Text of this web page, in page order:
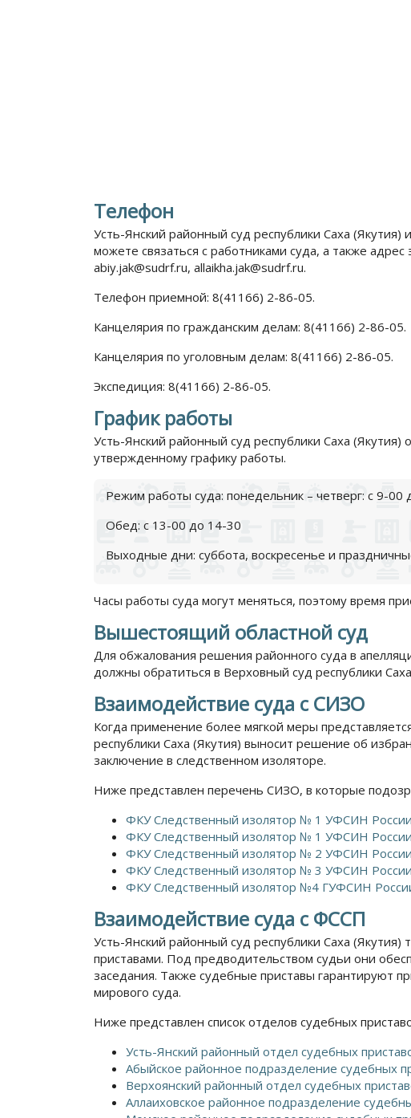
Телефон
Усть-Янский районный суд республики Саха
можете связаться с работниками суда, а также
abiy.jak@sudrf.ru, allaikha.jak@sudrf.ru.
Телефон приемной: 8(41166) 2-86-05.
Канцелярия по гражданским делам: 8(41166) 2-86-05.
Канцелярия по уголовным делам: 8(41166) 2-86-05.
Экспедиция: 8(41166) 2-86-05.
График работы
Усть-Янский районный суд республики Саха (Якутия)
утвержденному графику работы.
Режим работы суда: понедельник – четверг: с 9-
Обед: с 13-00 до 14-30
Выходные дни: суббота, воскресенье и
Часы работы суда могут меняться, поэтому время
Вышестоящий областной суд
Для обжалования решения районного суда в
должны обратиться в Верховный суд республики
Взаимодействие суда с СИЗО
Когда применение более мягкой меры
республики Саха (Якутия) выносит решение об
заключение в следственном изоляторе.
Ниже представлен перечень СИЗО, в которые
ФКУ Следственный изолятор № 1 УФСИН России
ФКУ Следственный изолятор № 1 УФСИН России
ФКУ Следственный изолятор № 2 УФСИН России
ФКУ Следственный изолятор № 3 УФСИН
ФКУ Следственный изолятор №4 ГУФСИН
Взаимодействие суда с ФССП
Усть-Янский районный суд республики Саха (Якутия)
приставами. Под предводительством судьи они
заседания. Также судебные приставы гарантируют
мирового суда.
Ниже представлен список отделов судебных
Усть-Янский районный отдел судебных
Абыйское районное подразделение судебных
Верхоянский районный отдел судебных
Аллаиховское районное подразделение